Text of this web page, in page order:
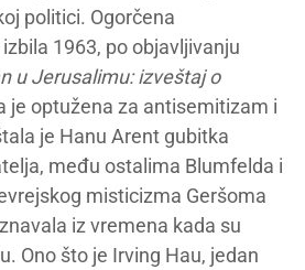
politici. Ogorčena
1963, po objavljivanju
u Jerusalimu: izveštaj o
je optužena za antisemitizam i
je Hanu Arent gubitka
među ostalima Blumfelda i
misticizma Geršoma
iz vremena kada su
Ono što je Irving Hau, jedan